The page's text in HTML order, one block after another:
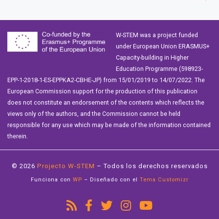
W-STEM was a project funded
under European Union ERASMUS+
Capacity-building in Higher
Education Programme (598923-
EPP-1-2018-1-ES-EPPKA2-CBHE-JP) from 15/01/2019 to 14/07/2022. The
European Commission support for the production of this publication
does not constitute an endorsement of the contents which reflects the
views only of the authors, and the Commission cannot be held
responsible for any use which may be made of the information contained
therein.
© 2026 Projecto W-STEM – Todos los derechos reservados
Funciona con WP – Diseñado con el Tema Customizr